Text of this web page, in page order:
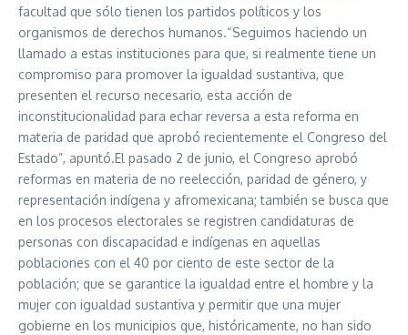
facultad que sólo tienen los partidos políticos y los
organismos de derechos humanos.“Seguimos haciendo un
llamado a estas instituciones para que, si realmente tiene un
compromiso para promover la igualdad sustantiva, que
presenten el recurso necesario, esta acción de
inconstitucionalidad para echar reversa a esta reforma en
materia de paridad que aprobó recientemente el Congreso del
Estado”, apuntó.El pasado 2 de junio, el Congreso aprobó
reformas en materia de no reelección, paridad de género, y
representación indígena y afromexicana; también se busca que
en los procesos electorales se registren candidaturas de
personas con discapacidad e indígenas en aquellas
poblaciones con el 40 por ciento de este sector de la
población; que se garantice la igualdad entre el hombre y la
mujer con igualdad sustantiva y permitir que una mujer
gobierne en los municipios que, históricamente, no han sido